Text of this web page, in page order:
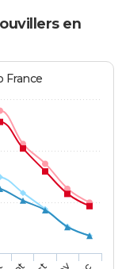
en
France